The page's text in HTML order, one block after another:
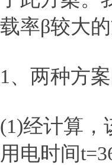
载率β较大
1、两种方
(1)经计算，
用电时间